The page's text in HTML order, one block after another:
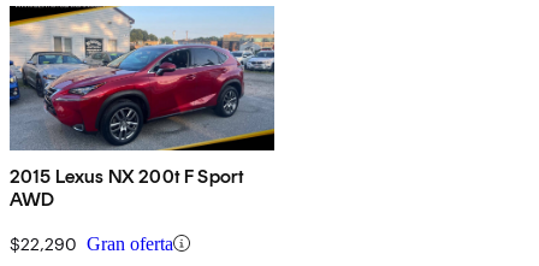
2015 Lexus NX 200t F Sport
AWD
$22,290 Gran oferta